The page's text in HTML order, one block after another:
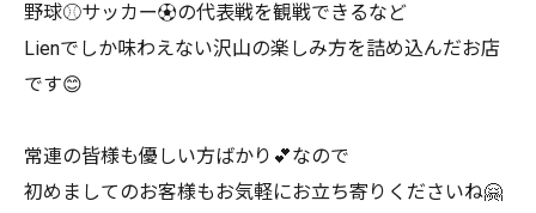
野球⚾サッカー⚽の代表戦を観戦できるなど
Lienでしか味わえない沢山の楽しみ方を詰め込んだお店
です😊
常連の皆様も優しい方ばかり💕なので
初めましてのお客様もお気軽にお立ち寄りくださいね🤗